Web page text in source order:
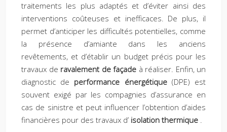
traitements les plus adaptés et d’éviter ainsi des
interventions coûteuses et inefficaces. De plus, il
permet d’anticiper les difficultés potentielles, comme
la présence d’amiante dans les anciens
revêtements, et d’établir un budget précis pour les
travaux de ravalement de façade à réaliser. Enfin, un
diagnostic de performance énergétique (DPE) est
souvent exigé par les compagnies d’assurance en
cas de sinistre et peut influencer l’obtention d’aides
financières pour des travaux d’ isolation thermique .